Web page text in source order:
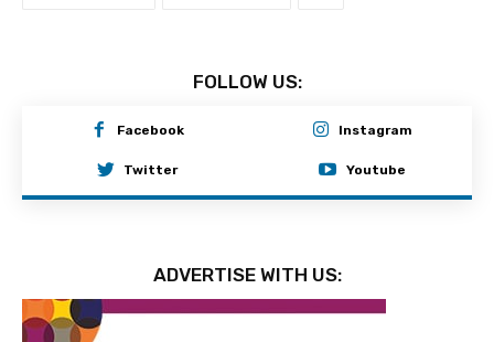
FOLLOW US:
Facebook Instagram
Twitter Youtube
ADVERTISE WITH US: